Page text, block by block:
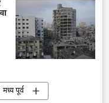
संयुक्त राष्ट्र
मध्य पूर्व